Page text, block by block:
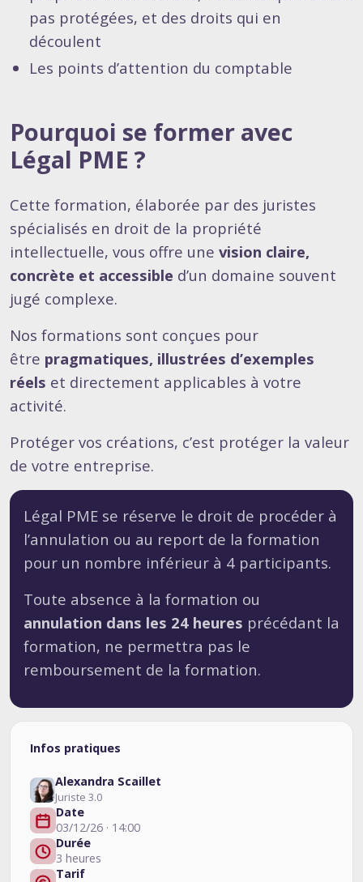
pas protégées, et des droits qui en
découlent
Les points d’attention du comptable
Pourquoi se former avec
Légal PME ?
Cette formation, élaborée par des juristes
spécialisés en droit de la propriété
intellectuelle, vous offre une vision claire,
concrète et accessible d’un domaine souvent
jugé complexe.
Nos formations sont conçues pour
être pragmatiques, illustrées d’exemples
réels et directement applicables à votre
activité.
Protéger vos créations, c’est protéger la valeur
de votre entreprise.
Légal PME se réserve le droit de procéder à
l’annulation ou au report de la formation
pour un nombre inférieur à 4 participants.
Toute absence à la formation ou
annulation dans les 24 heures précédant la
formation, ne permettra pas le
remboursement de la formation.
Infos pratiques
Alexandra Scaillet
Juriste 3.0
Date
03/12/26 · 14:00
Durée
3 heures
Tarif